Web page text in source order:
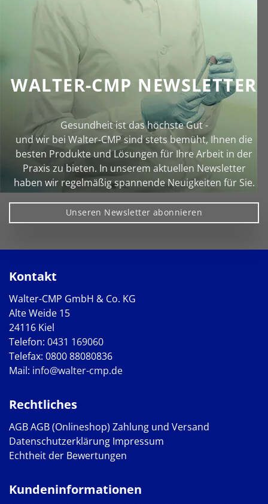
WALTER-CMP NEWSLETTER
Gesundheit ist das höchste Gut -
und wir bei Walter‑CMP sind stets bemüht, Ihnen die
besten Produkte und Lösungen für Ihre Arbeit in der
Praxis zu bieten. In unserem aktuellen Newsletter
haben wir regelmäßig spannende Neuigkeiten für Sie.
Unseren Newsletter abonnieren
Kontakt
Walter-CMP GmbH & Co. KG
Alte Weide 15
24116 Kiel
Telefon: 0431 169060
Telefax: 0800 88080836
Mail: info@walter-cmp.de
Rechtliches
AGBAGB (Onlineshop) Zahlung und Versand
Datenschutzerklärung Impressum
Echtheit der Bewertungen
Kundeninformationen